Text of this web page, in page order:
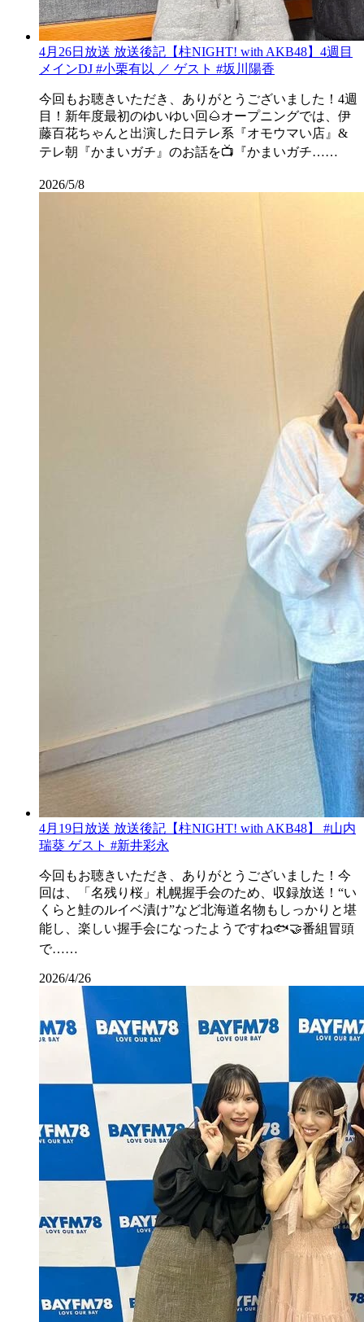
4月26日放送 放送後記【柱NIGHT! with AKB48】4週目
メインDJ #小栗有以 ／ ゲスト #坂川陽香
今回もお聴きいただき、ありがとうございました！4週
目！新年度最初のゆいゆい回🌰オープニングでは、伊
藤百花ちゃんと出演した日テレ系『オモウマい店』&
テレ朝『かまいガチ』のお話を📺『かまいガチ……
2026/5/8
4月19日放送 放送後記【柱NIGHT! with AKB48】 #山内
瑞葵 ゲスト #新井彩永
今回もお聴きいただき、ありがとうございました！今
回は、「名残り桜」札幌握手会のため、収録放送！“い
くらと鮭のルイベ漬け”など北海道名物もしっかりと堪
能し、楽しい握手会になったようですね🐟🤝番組冒頭
で……
2026/4/26